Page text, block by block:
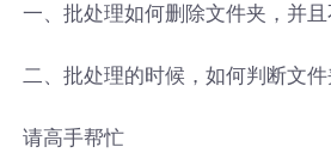
一、批处理如何删除文件夹，并
二、批处理的时候，如何判断文件
请高手帮忙